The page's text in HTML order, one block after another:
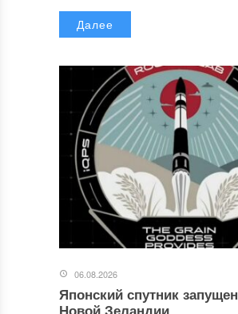
Далее
06.08.2026
Японский спутник
Новой Зеландии